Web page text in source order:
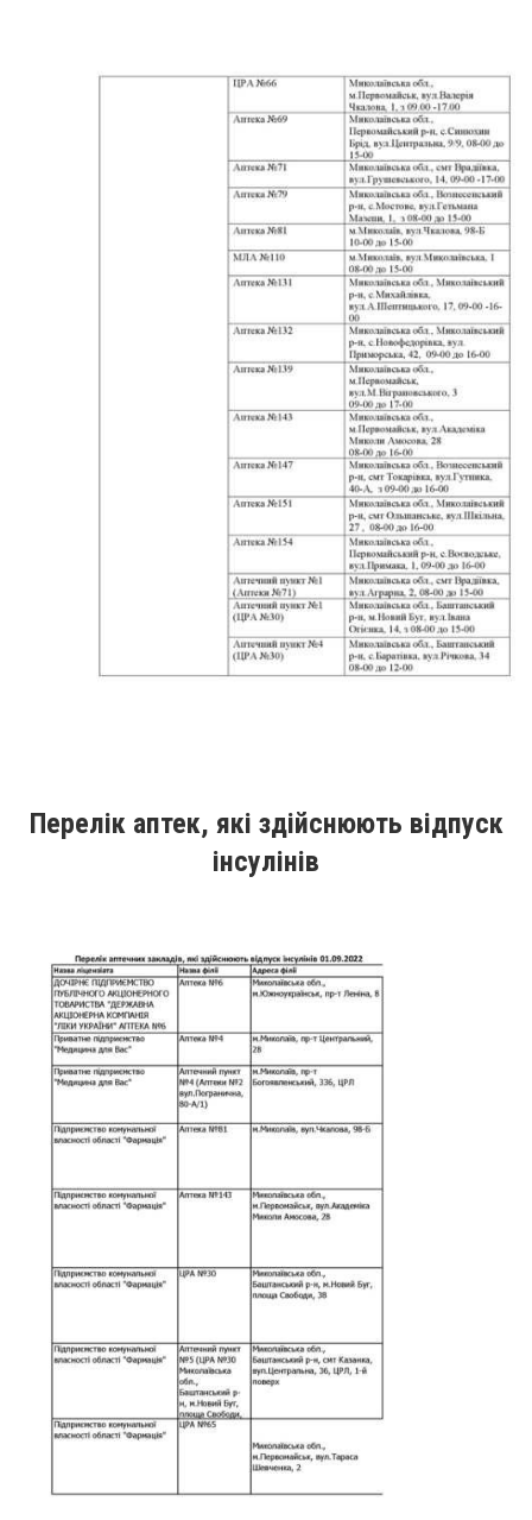
Перелік аптек, які здійснюють відпуск
інсулінів